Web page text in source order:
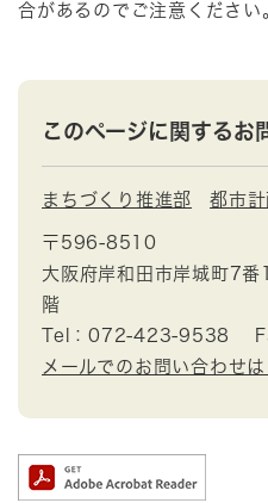
合があるのでご注意ください
このページに関するお
まちづくり推進部 都市
〒596-8510
大阪府岸和田市岸城町7
階
Tel：072-423-9538
メールでのお問い合わせ